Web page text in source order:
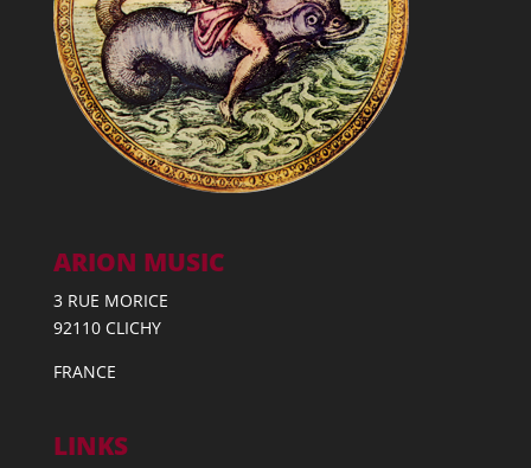
ARION MUSIC
3 RUE MORICE
92110 CLICHY
FRANCE
LINKS